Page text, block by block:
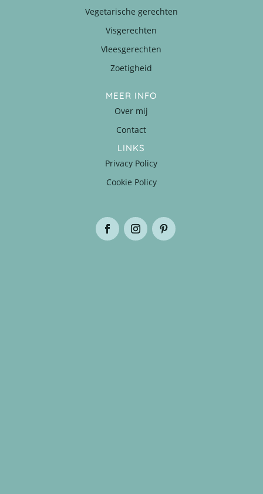
Vegetarische gerechten
Visgerechten
Vleesgerechten
Zoetigheid
MEER INFO
Over mij
Contact
LINKS
Privacy Policy
Cookie Policy